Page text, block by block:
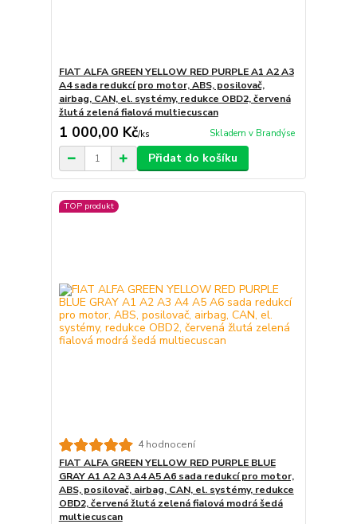
FIAT ALFA GREEN YELLOW RED PURPLE A1 A2 A3
A4 sada redukcí pro motor, ABS, posilovač,
airbag, CAN, el. systémy, redukce OBD2, červená
žlutá zelená fialová multiecuscan
1 000,00 Kč/ks Skladem v Brandýse
Přidat do košíku
TOP produkt
4 hodnocení
FIAT ALFA GREEN YELLOW RED PURPLE BLUE
GRAY A1 A2 A3 A4 A5 A6 sada redukcí pro motor,
ABS, posilovač, airbag, CAN, el. systémy, redukce
OBD2, červená žlutá zelená fialová modrá šedá
multiecuscan